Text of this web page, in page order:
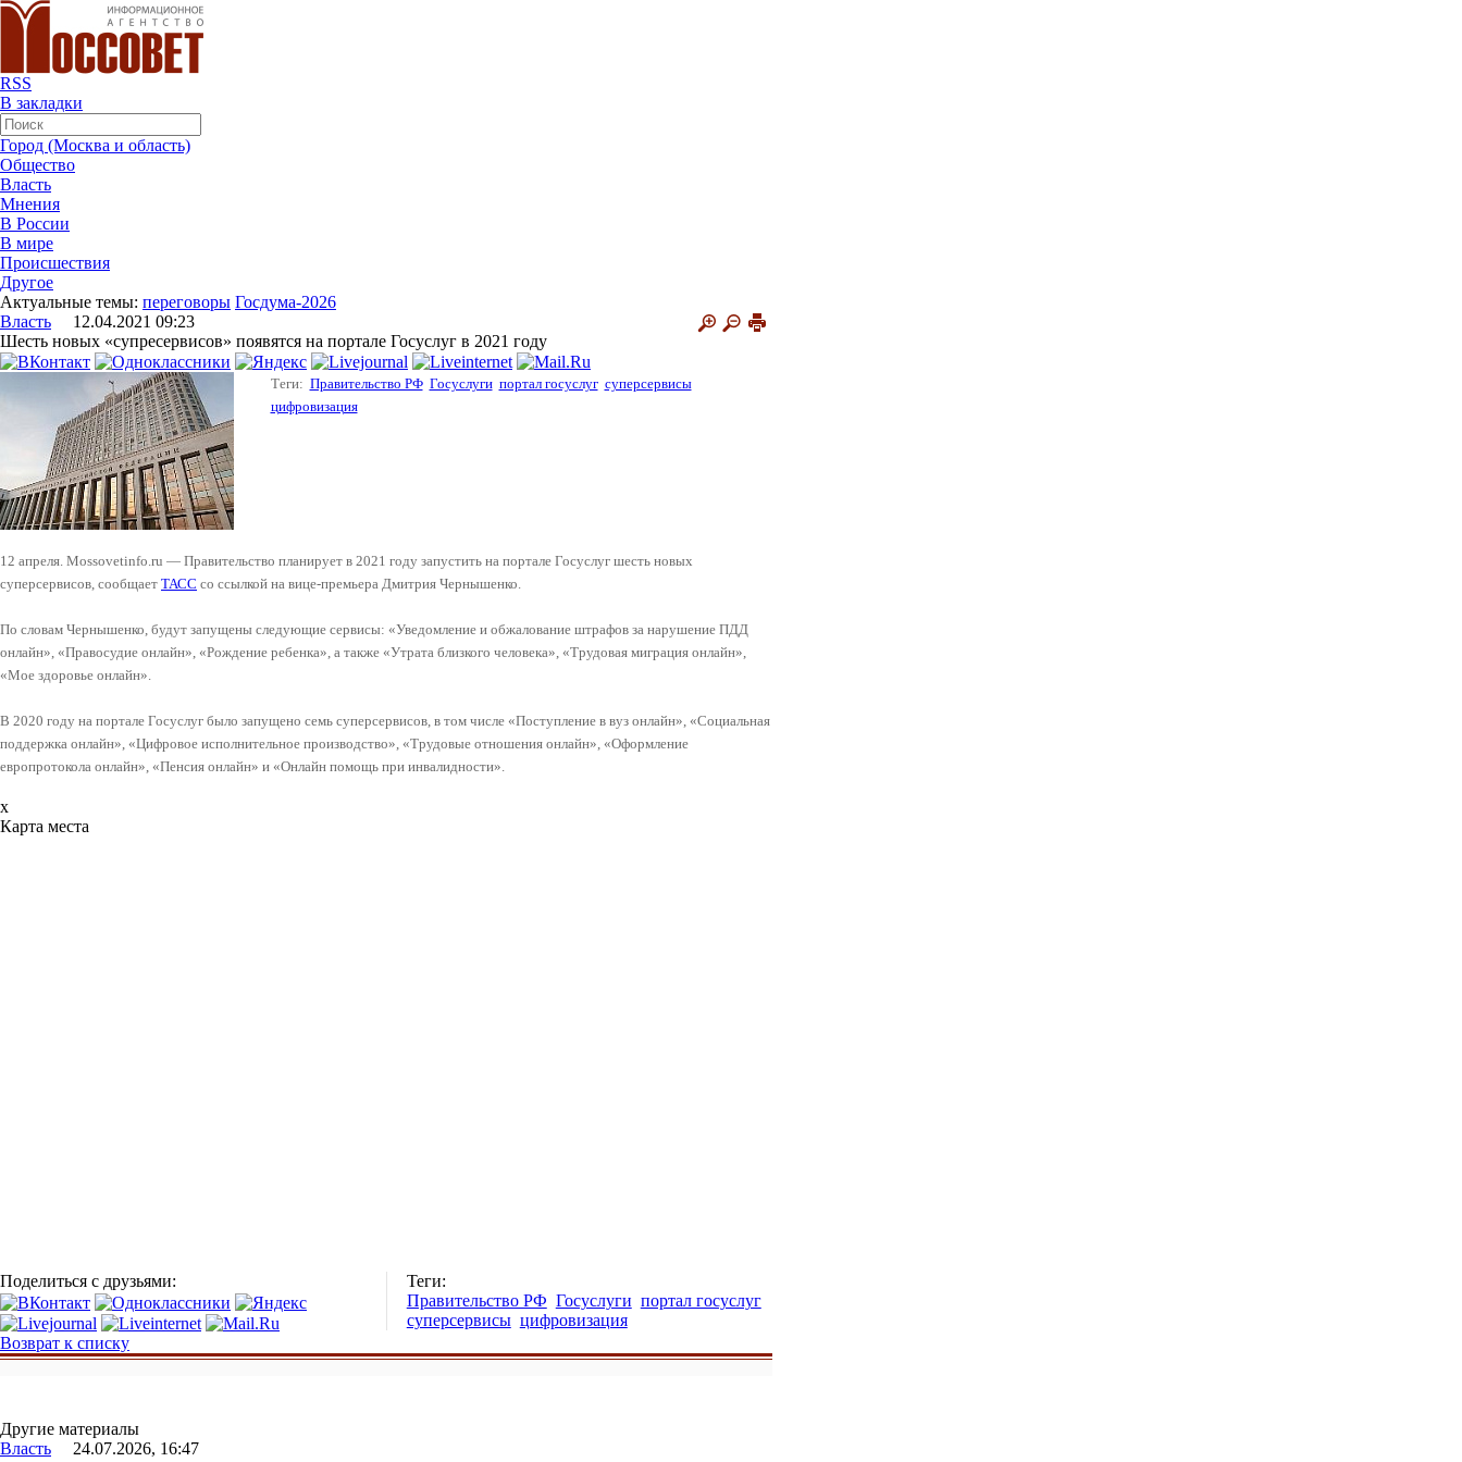
RSS
В закладки
Город (Москва и область)
Общество
Власть
Мнения
В России
В мире
Происшествия
Другое
Актуальные темы: переговоры Госдума-2026
Власть 12.04.2021 09:23
Шесть новых «супресервисов» появятся на портале Госуслуг в 2021 году
Теги: Правительство РФ Госуслуги портал госуслуг суперсервисы
цифровизация
12 апреля. Mossovetinfo.ru — Правительство планирует в 2021 году запустить на портале Госуслуг шесть новых
суперсервисов, сообщает ТАСС со ссылкой на вице-премьера Дмитрия Чернышенко.
По словам Чернышенко, будут запущены следующие сервисы: «Уведомление и обжалование штрафов за нарушение ПДД
онлайн», «Правосудие онлайн», «Рождение ребенка», а также «Утрата близкого человека», «Трудовая миграция онлайн»,
«Мое здоровье онлайн».
В 2020 году на портале Госуслуг было запущено семь суперсервисов, в том числе «Поступление в вуз онлайн», «Социальная
поддержка онлайн», «Цифровое исполнительное производство», «Трудовые отношения онлайн», «Оформление
европротокола онлайн», «Пенсия онлайн» и «Онлайн помощь при инвалидности».
x
Карта места
Поделиться с друзьями:
Теги:
Правительство РФ Госуслуги портал госуслуг
суперсервисы цифровизация
Возврат к списку
Другие материалы
Власть 24.07.2026, 16:47